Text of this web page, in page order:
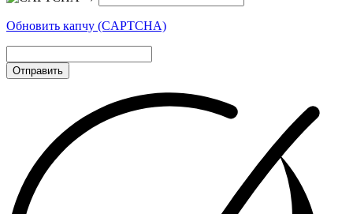
Обновить капчу (CAPTCHA)
Отправить